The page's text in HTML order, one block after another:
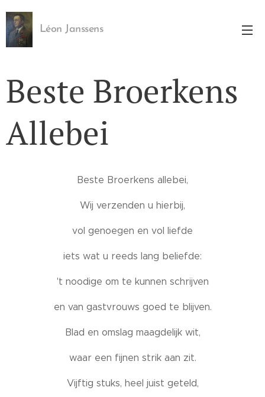
Léon Janssens
Beste Broerkens
Allebei
Beste Broerkens allebei,
Wij verzenden u hierbij,
vol genoegen en vol liefde
iets wat u reeds lang beliefde:
't noodige om te kunnen schrijven
en van gastvrouws goed te blijven.
Blad en omslag maagdelijk wit,
waar een fijnen strik aan zit.
Vijftig stuks, heel juist geteld,